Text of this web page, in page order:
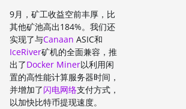
9月，矿工收益空前丰厚，比
其他矿池高出184%。我们还
实现了与Canaan ASIC和
IceRiver矿机的全面兼容，推
出了Docker Miner以利用闲
置的高性能计算服务器时间，
并增加了闪电网络支付方式，
以加快比特币提现速度。